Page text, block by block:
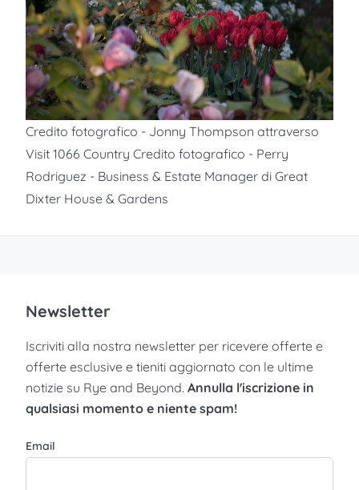
Credito fotografico - Jonny Thompson attraverso
Visit 1066 Country Credito fotografico - Perry
Rodriguez - Business & Estate Manager di Great
Dixter House & Gardens
Newsletter
Iscriviti alla nostra newsletter per ricevere offerte e
offerte esclusive e tieniti aggiornato con le ultime
notizie su Rye and Beyond. Annulla l'iscrizione in
qualsiasi momento e niente spam!
Email